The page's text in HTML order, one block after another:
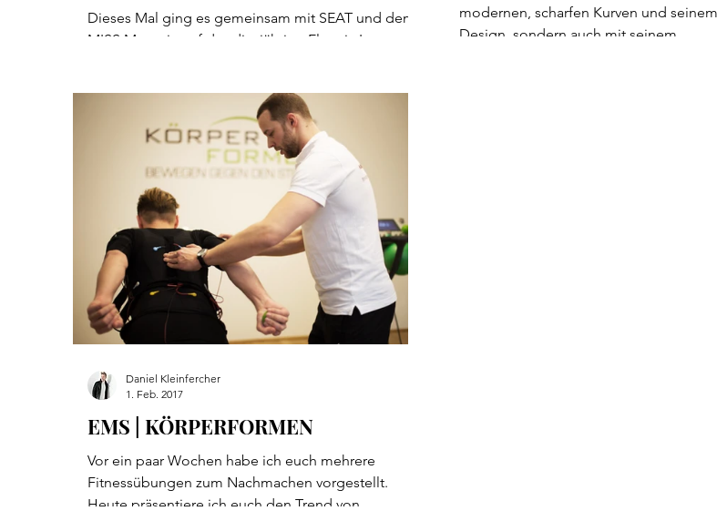
Dieses Mal ging es gemeinsam mit SEAT und dem
MISS Magazin auf das diesjährige Electric Love
modernen, scharfen Kurven und
Design, sondern auch mit seinem...
EMS | KÖRPERFORMEN
Vor ein paar Wochen habe ich euch mehrere
Fitnessübungen zum Nachmachen vorgestellt.
Heute präsentiere ich euch den Trend von...
Daniel Kleinfercher
1. Feb. 2017